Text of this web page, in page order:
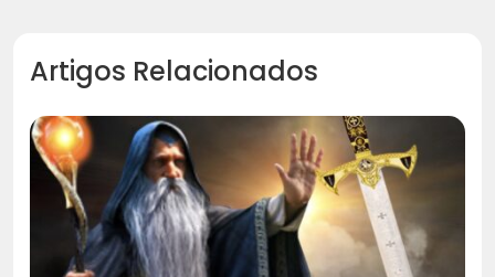
Artigos Relacionados